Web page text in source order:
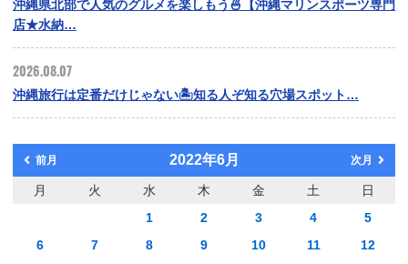
沖縄県北部で人気のグルメを楽しもう🍜【沖縄マリンスポーツ専門
店★水納…
2026.08.07
沖縄旅行は定番だけじゃない🏝️知る人ぞ知る穴場スポット…
前月 2022年6月 次月
月 火 水 木 金 土
日
1
2 3 4
5
6
7 8 9 10 11
12